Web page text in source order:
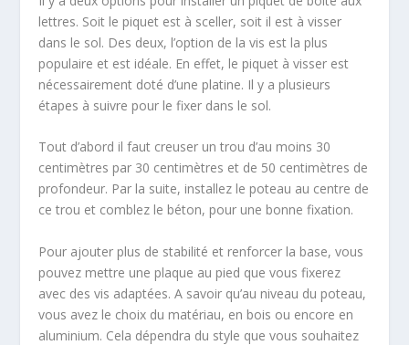
lettres. Soit le piquet est à sceller, soit il est à visser
dans le sol. Des deux, l’option de la vis est la plus
populaire et est idéale. En effet, le piquet à visser est
nécessairement doté d’une platine. Il y a plusieurs
étapes à suivre pour le fixer dans le sol.
Tout d’abord il faut creuser un trou d’au moins 30
centimètres par 30 centimètres et de 50 centimètres de
profondeur. Par la suite, installez le poteau au centre de
ce trou et comblez le béton, pour une bonne fixation.
Pour ajouter plus de stabilité et renforcer la base, vous
pouvez mettre une plaque au pied que vous fixerez
avec des vis adaptées. A savoir qu’au niveau du poteau,
vous avez le choix du matériau, en bois ou encore en
aluminium. Cela dépendra du style que vous souhaitez